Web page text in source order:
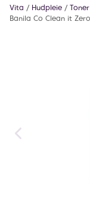
Vita Hudpleie Toner
Banila Co Clean it